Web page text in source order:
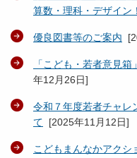
算数・理科・デザイン
優良図書等のご案内 [
「こども・若者意見
年12月26日]
令和７年度若者チャレ
て [2025年11月12日]
こどもまんなかアクシ